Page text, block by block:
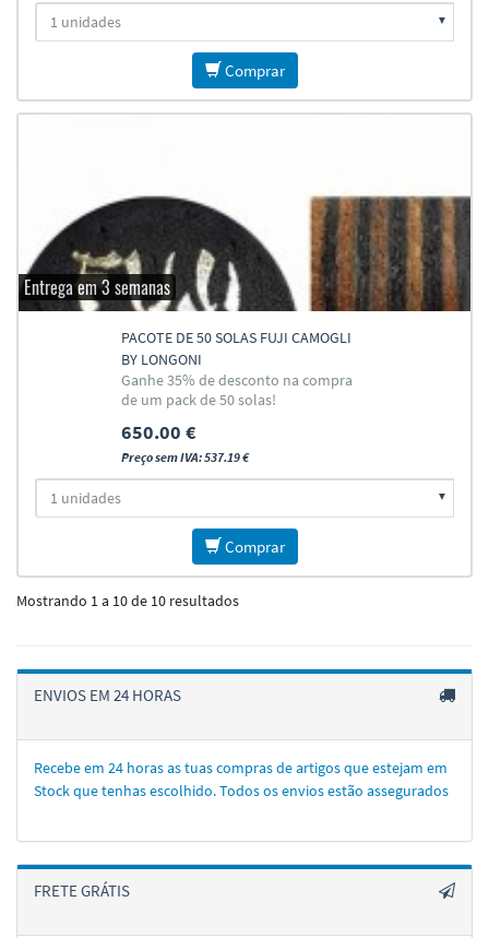
Comprar
Entrega em 3 semanas
PACOTE DE 50 SOLAS FUJI CAMOGLI
BY LONGONI
Ganhe 35% de desconto na compra
de um pack de 50 solas!
650.00 €
Preço sem IVA: 537.19 €
Comprar
Mostrando 1 a 10 de 10 resultados
ENVIOS EM 24 HORAS
Recebe em 24 horas as tuas compras de artigos que estejam em
Stock que tenhas escolhido. Todos os envios estão assegurados
FRETE GRÁTIS